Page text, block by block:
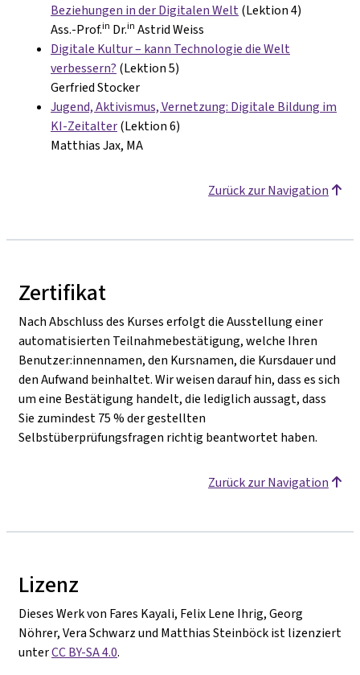
Beziehungen in der Digitalen Welt(Lektion 4)
Ass.-Prof.in Dr.in Astrid Weiss
Digitale Kultur – kann Technologie die Welt
verbessern? (Lektion 5)
Gerfried Stocker
Jugend, Aktivismus, Vernetzung: Digitale Bildung im
KI-Zeitalter(Lektion 6)
Matthias Jax, MA
Zurück zur Navigation
Zertifikat
Nach Abschluss des Kurses erfolgt die Ausstellung einer
automatisierten Teilnahmebestätigung, welche Ihren
Benutzer:innennamen, den Kursnamen, die Kursdauer und
den Aufwand beinhaltet. Wir weisen darauf hin, dass es sich
um eine Bestätigung handelt, die lediglich aussagt, dass
Sie zumindest 75 % der gestellten
Selbstüberprüfungsfragen richtig beantwortet haben.
Zurück zur Navigation
Lizenz
Dieses Werk von Fares Kayali, Felix Lene Ihrig, Georg
Nöhrer, Vera Schwarz und Matthias Steinböck ist lizenziert
unterCC BY-SA 4.0.